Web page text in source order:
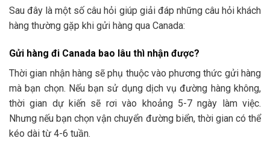
Sau đây là một số câu hỏi giúp giải đáp những câu hỏi khách
hàng thường gặp khi gửi hàng qua Canada:
Gửi hàng đi Canada bao lâu thì nhận được?
Thời gian nhận hàng sẽ phụ thuộc vào phương thức gửi hàng
mà bạn chọn. Nếu bạn sử dụng dịch vụ đường hàng không,
thời gian dự kiến sẽ rơi vào khoảng 5-7 ngày làm việc.
Nhưng nếu bạn chọn vận chuyển đường biển, thời gian có thể
kéo dài từ 4-6 tuần.